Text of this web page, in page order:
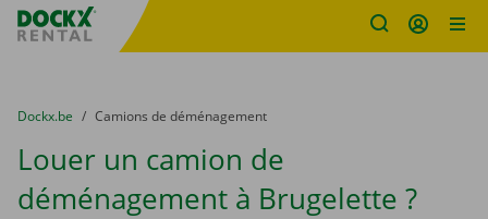
sitename
You are here:
du
Dockx.be to
Camions de déménagement
Louer un camion de
déménagement à Brugelette ?